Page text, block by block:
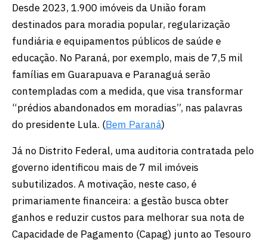
Desde 2023, 1.900 imóveis da União foram
destinados para moradia popular, regularização
fundiária e equipamentos públicos de saúde e
educação. No Paraná, por exemplo, mais de 7,5 mil
famílias em Guarapuava e Paranaguá serão
contempladas com a medida, que visa transformar
“prédios abandonados em moradias”, nas palavras
do presidente Lula. (Bem Paraná)
Já no Distrito Federal, uma auditoria contratada pelo
governo identificou mais de 7 mil imóveis
subutilizados. A motivação, neste caso, é
primariamente financeira: a gestão busca obter
ganhos e reduzir custos para melhorar sua nota de
Capacidade de Pagamento (Capag) junto ao Tesouro